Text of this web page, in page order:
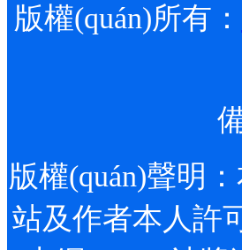
版權(quán)所有：
版權(quán)聲明
站及作者本人許可